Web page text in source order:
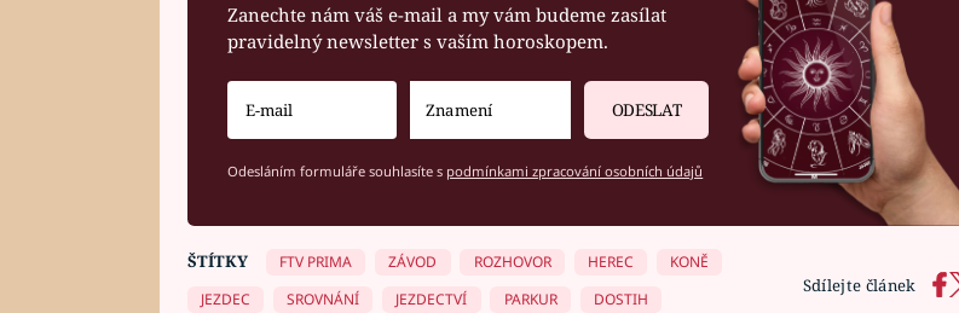
Zanechte nám váš e-mail a my vám budeme zasílat
pravidelný newsletter s vaším horoskopem.
ODESLAT
Odesláním formuláře souhlasíte s podmínkami zpracování osobních údajů
Sdílejte článek
ŠTÍTKY FTV PRIMA ZÁVOD ROZHOVOR HEREC
KONĚ
JEZDEC
SROVNÁNÍ JEZDECTVÍ PARKUR DOSTIH